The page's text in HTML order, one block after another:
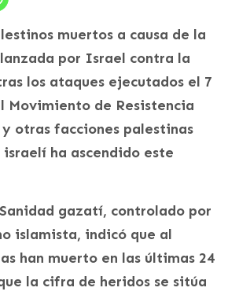
muertos a causa de la
por Israel contra la
los ataques ejecutados el 7
Movimiento de Resistencia
otras facciones palestinas
ha ascendido este
gazatí, controlado por
islamista, indicó que al
han muerto en las últimas 24
la cifra de heridos se sitúa